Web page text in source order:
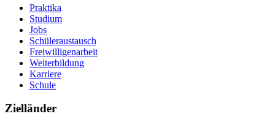
Praktika
Studium
Jobs
Schüleraustausch
Freiwilligenarbeit
Weiterbildung
Karriere
Schule
Zielländer